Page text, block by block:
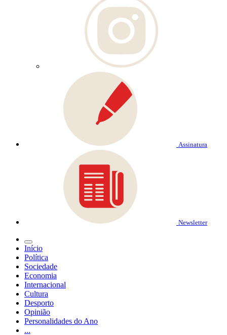
Assinatura
Newsletter
Início
Política
Sociedade
Economia
Internacional
Cultura
Desporto
Opinião
Personalidades do Ano
...